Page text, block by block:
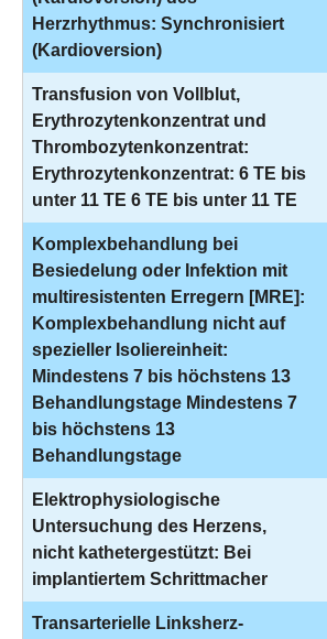
Herzrhythmus: Synchronisiert
(Kardioversion)
Transfusion von Vollblut,
Erythrozytenkonzentrat und
Thrombozytenkonzentrat:
Erythrozytenkonzentrat: 6 TE bis
unter 11 TE 6 TE bis unter 11 TE
Komplexbehandlung bei
Besiedelung oder Infektion mit
multiresistenten Erregern [MRE]:
Komplexbehandlung nicht auf
spezieller Isoliereinheit:
Mindestens 7 bis höchstens 13
Behandlungstage Mindestens 7
bis höchstens 13
Behandlungstage
Elektrophysiologische
Untersuchung des Herzens,
nicht kathetergestützt: Bei
implantiertem Schrittmacher
Transarterielle Linksherz-